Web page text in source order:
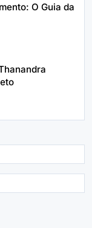
O Guia da